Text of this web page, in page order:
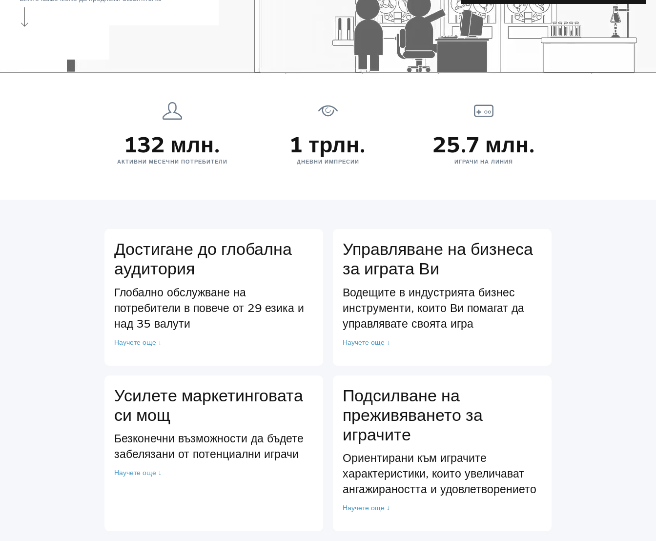
132 млн.
АКТИВНИ МЕСЕЧНИ ПОТРЕБИТЕЛИ
1 трлн.
ДНЕВНИ ИМПРЕСИИ
25.7 млн.
ИГРАЧИ НА ЛИНИЯ
Достигане до глобална
аудитория
Глобално обслужване на
потребители в повече от 29 езика и
над 35 валути
Научете още ↓
Управляване на бизнеса
за играта Ви
Водещите в индустрията бизнес
инструменти, които Ви помагат да
управлявате своята игра
Научете още ↓
Усилете маркетинговата
си мощ
Безконечни възможности да бъдете
забелязани от потенциални играчи
Научете още ↓
Подсилване на
преживяването за
играчите
Ориентирани към играчите
характеристики, които увеличават
ангажираността и удовлетворението
Научете още ↓